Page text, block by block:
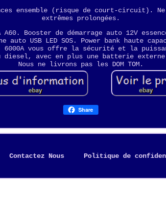
ensemble (risque de court-circuit). Ne
extrêmes prolongées.
Booster de démarrage auto 12V
USB LED SOS. Power bank haute
6000A vous offre la sécurité et la
diesel, avec en plus une batterie
Nous ne livrons pas les DOM TOM.
Share
Contactez Nous Politique de